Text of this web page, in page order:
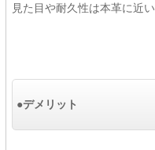
見た目や耐久性は本革に近い
●デメリット